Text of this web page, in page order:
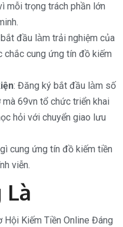
mỗi trọng trách phần lớn
đầu làm trải nghiệm của
chắc cung ứng tín đồ kiếm
: Đăng ký bắt đầu làm số
69vn tổ chức triển khai
hỏi với chuyển giao lưu
cung ứng tín đồ kiếm tiền
viễn.